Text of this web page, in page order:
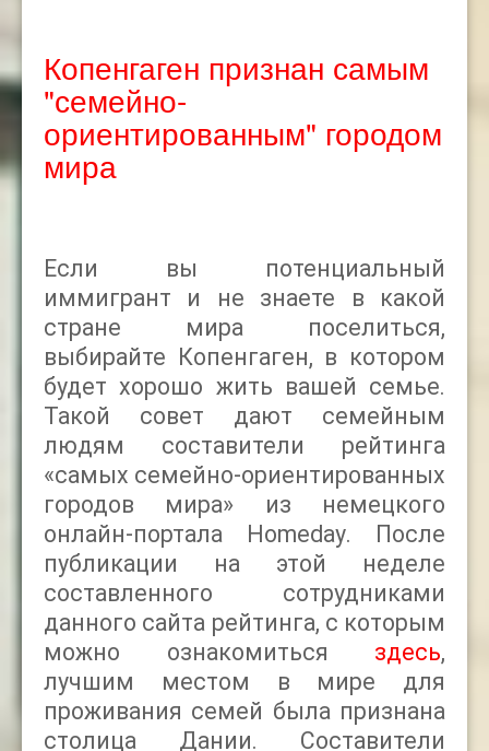
Копенгаген признан самым
"семейно-
ориентированным" городом
мира
Если вы потенциальный
иммигрант и не знаете в какой
стране мира поселиться,
выбирайте Копенгаген, в котором
будет хорошо жить вашей семье.
Такой совет дают семейным
людям составители рейтинга
«самых семейно-ориентированных
городов мира» из немецкого
онлайн-портала Homeday. После
публикации на этой неделе
составленного сотрудниками
данного сайта рейтинга, с которым
можно ознакомиться здесь,
лучшим местом в мире для
проживания семей была признана
столица Дании. Составители